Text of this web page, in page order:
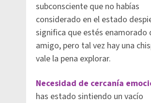
subconsciente que no habías
considerado en el estado
significa que estés enamorado
amigo, pero tal vez hay una
vale la pena explorar.
Necesidad de cercanía
has estado sintiendo un vacío